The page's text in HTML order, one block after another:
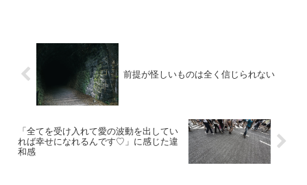
前提が怪しいものは全く信じられない
「全てを受け入れて愛の波動を出してい
れば幸せになれるんです♡」に感じた違
和感